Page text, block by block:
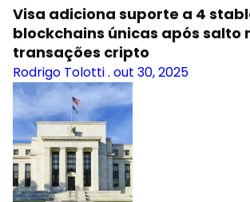
Visa adiciona suporte a 4
blockchains únicas após salto
transações cripto
Rodrigo Tolotti. out 30, 2025